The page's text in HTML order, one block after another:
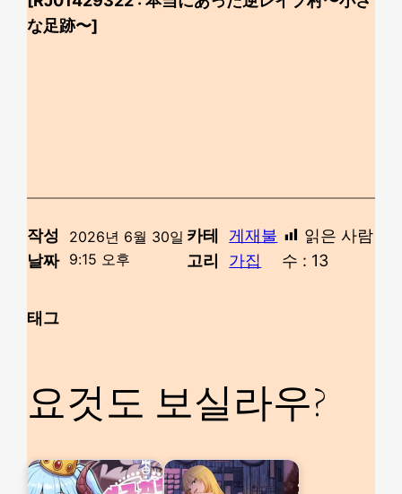
な足跡〜]
작성
날짜
2026년 6월 30일
9:15 오후
카테
고리
게재불
가집
읽은 사람
수 : 13
태그
요것도 보실라우?